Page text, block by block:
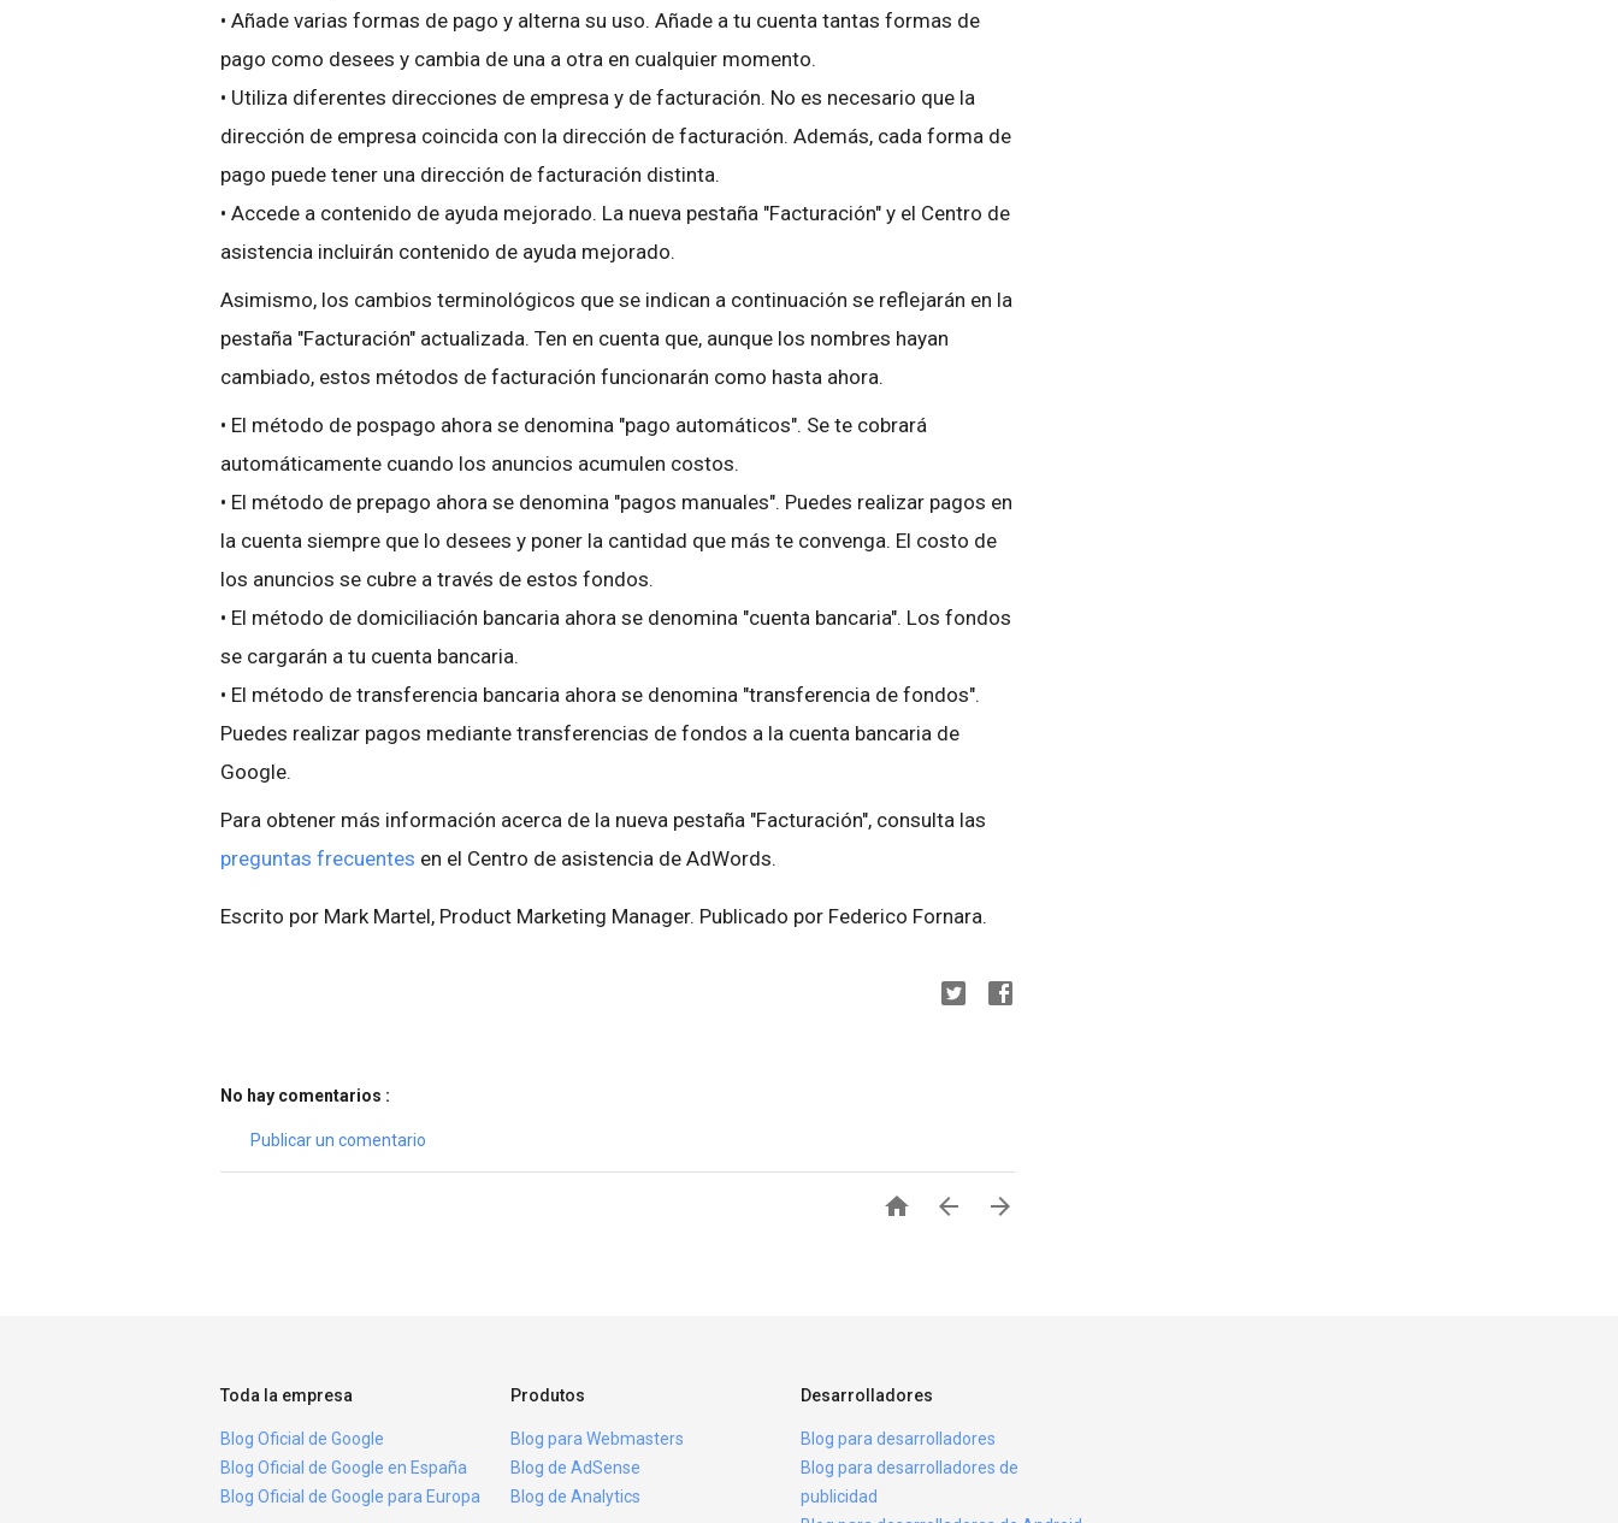
• Añade varias formas de pago y alterna su uso. Añade a tu cuenta tantas formas de
pago como desees y cambia de una a otra en cualquier momento.
• Utiliza diferentes direcciones de empresa y de facturación. No es necesario que la
dirección de empresa coincida con la dirección de facturación. Además, cada forma de
pago puede tener una dirección de facturación distinta.
• Accede a contenido de ayuda mejorado. La nueva pestaña "Facturación" y el Centro de
asistencia incluirán contenido de ayuda mejorado.
Asimismo, los cambios terminológicos que se indican a continuación se reflejarán en la
pestaña "Facturación" actualizada. Ten en cuenta que, aunque los nombres hayan
cambiado, estos métodos de facturación funcionarán como hasta ahora.
• El método de pospago ahora se denomina "pago automáticos". Se te cobrará
automáticamente cuando los anuncios acumulen costos.
• El método de prepago ahora se denomina "pagos manuales". Puedes realizar pagos en
la cuenta siempre que lo desees y poner la cantidad que más te convenga. El costo de
los anuncios se cubre a través de estos fondos.
• El método de domiciliación bancaria ahora se denomina "cuenta bancaria". Los fondos
se cargarán a tu cuenta bancaria.
• El método de transferencia bancaria ahora se denomina "transferencia de fondos".
Puedes realizar pagos mediante transferencias de fondos a la cuenta bancaria de
Google.
Para obtener más información acerca de la nueva pestaña "Facturación", consulta las
preguntas frecuentes en el Centro de asistencia de AdWords.
Escrito por Mark Martel, Product Marketing Manager. Publicado por Federico Fornara.
No hay comentarios :
Publicar un comentario
  
Toda la empresa
Blog Oficial de Google
Blog Oficial de Google en España
Blog Oficial de Google para Europa
Produtos
Blog para Webmasters
Blog de AdSense
Blog de Analytics
Desarrolladores
Blog para desarrolladores
Blog para desarrolladores de
publicidad